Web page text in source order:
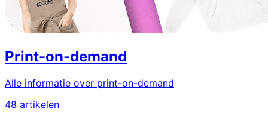
Print-on-demand
Alle informatie over print-on-demand
48 artikelen